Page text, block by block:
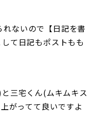
ないので【日記を書
て日記もポストもも
三宅くん(ムキムキス
がってて良いですよ